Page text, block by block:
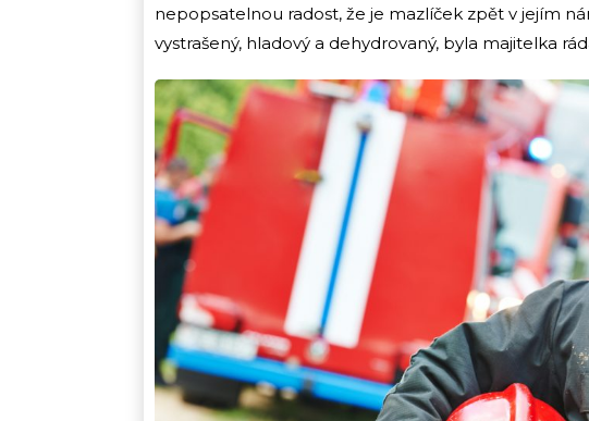
nepopsatelnou radost, že je mazlíček zpět v jejím
vystrašený, hladový a dehydrovaný, byla majitelka